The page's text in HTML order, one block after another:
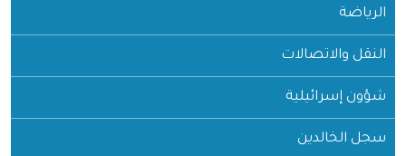
الرياضة
النقل والاتصالات
شؤون إسرائيلية
سجل الخالدين